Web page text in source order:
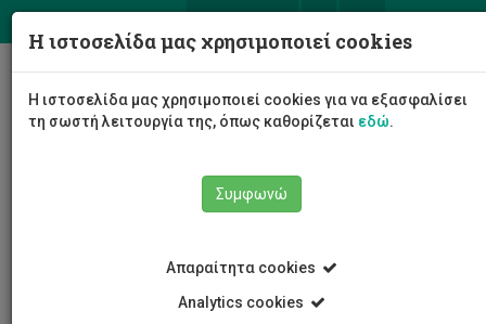
Σχολή Μηχανικής και Τεχνολογίας
Τμήμα Μηχανολόγων Μηχανικών και Επιστήμης και
Προσωπικό τμήματος
Χαρίτων Χρίστου
Η ιστοσελίδα μας χρησιμοποιεί cookies
Η ιστοσελίδα μας χρησιμοποιεί cookies για να εξασφαλίσει
τη σωστή λειτουργία της, όπως καθορίζεται εδώ.
Συμφωνώ
Απαραίτητα cookies
Analytics cookies